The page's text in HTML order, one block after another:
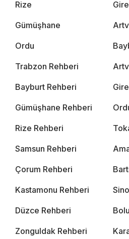
Rize
Gümüşhane
Ordu
Trabzon Rehberi
Bayburt Rehberi
Gümüşhane Rehberi
Rize Rehberi
Samsun Rehberi
Çorum Rehberi
Kastamonu Rehberi
Düzce Rehberi
Zonguldak Rehberi